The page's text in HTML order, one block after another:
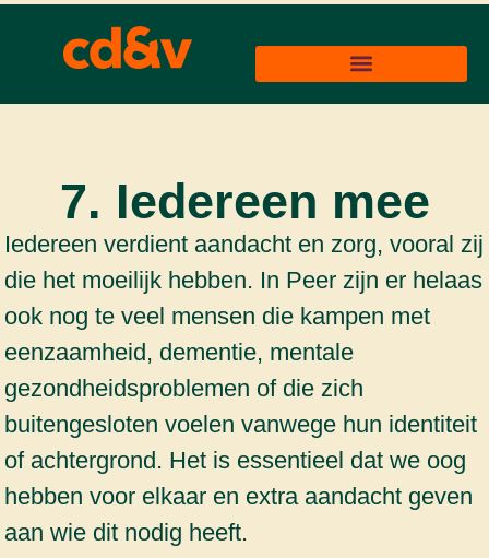
7. Iedereen mee
Iedereen verdient aandacht en zorg, vooral zij
die het moeilijk hebben. In Peer zijn er helaas
ook nog te veel mensen die kampen met
eenzaamheid, dementie, mentale
gezondheidsproblemen of die zich
buitengesloten voelen vanwege hun identiteit
of achtergrond. Het is essentieel dat we oog
hebben voor elkaar en extra aandacht geven
aan wie dit nodig heeft.